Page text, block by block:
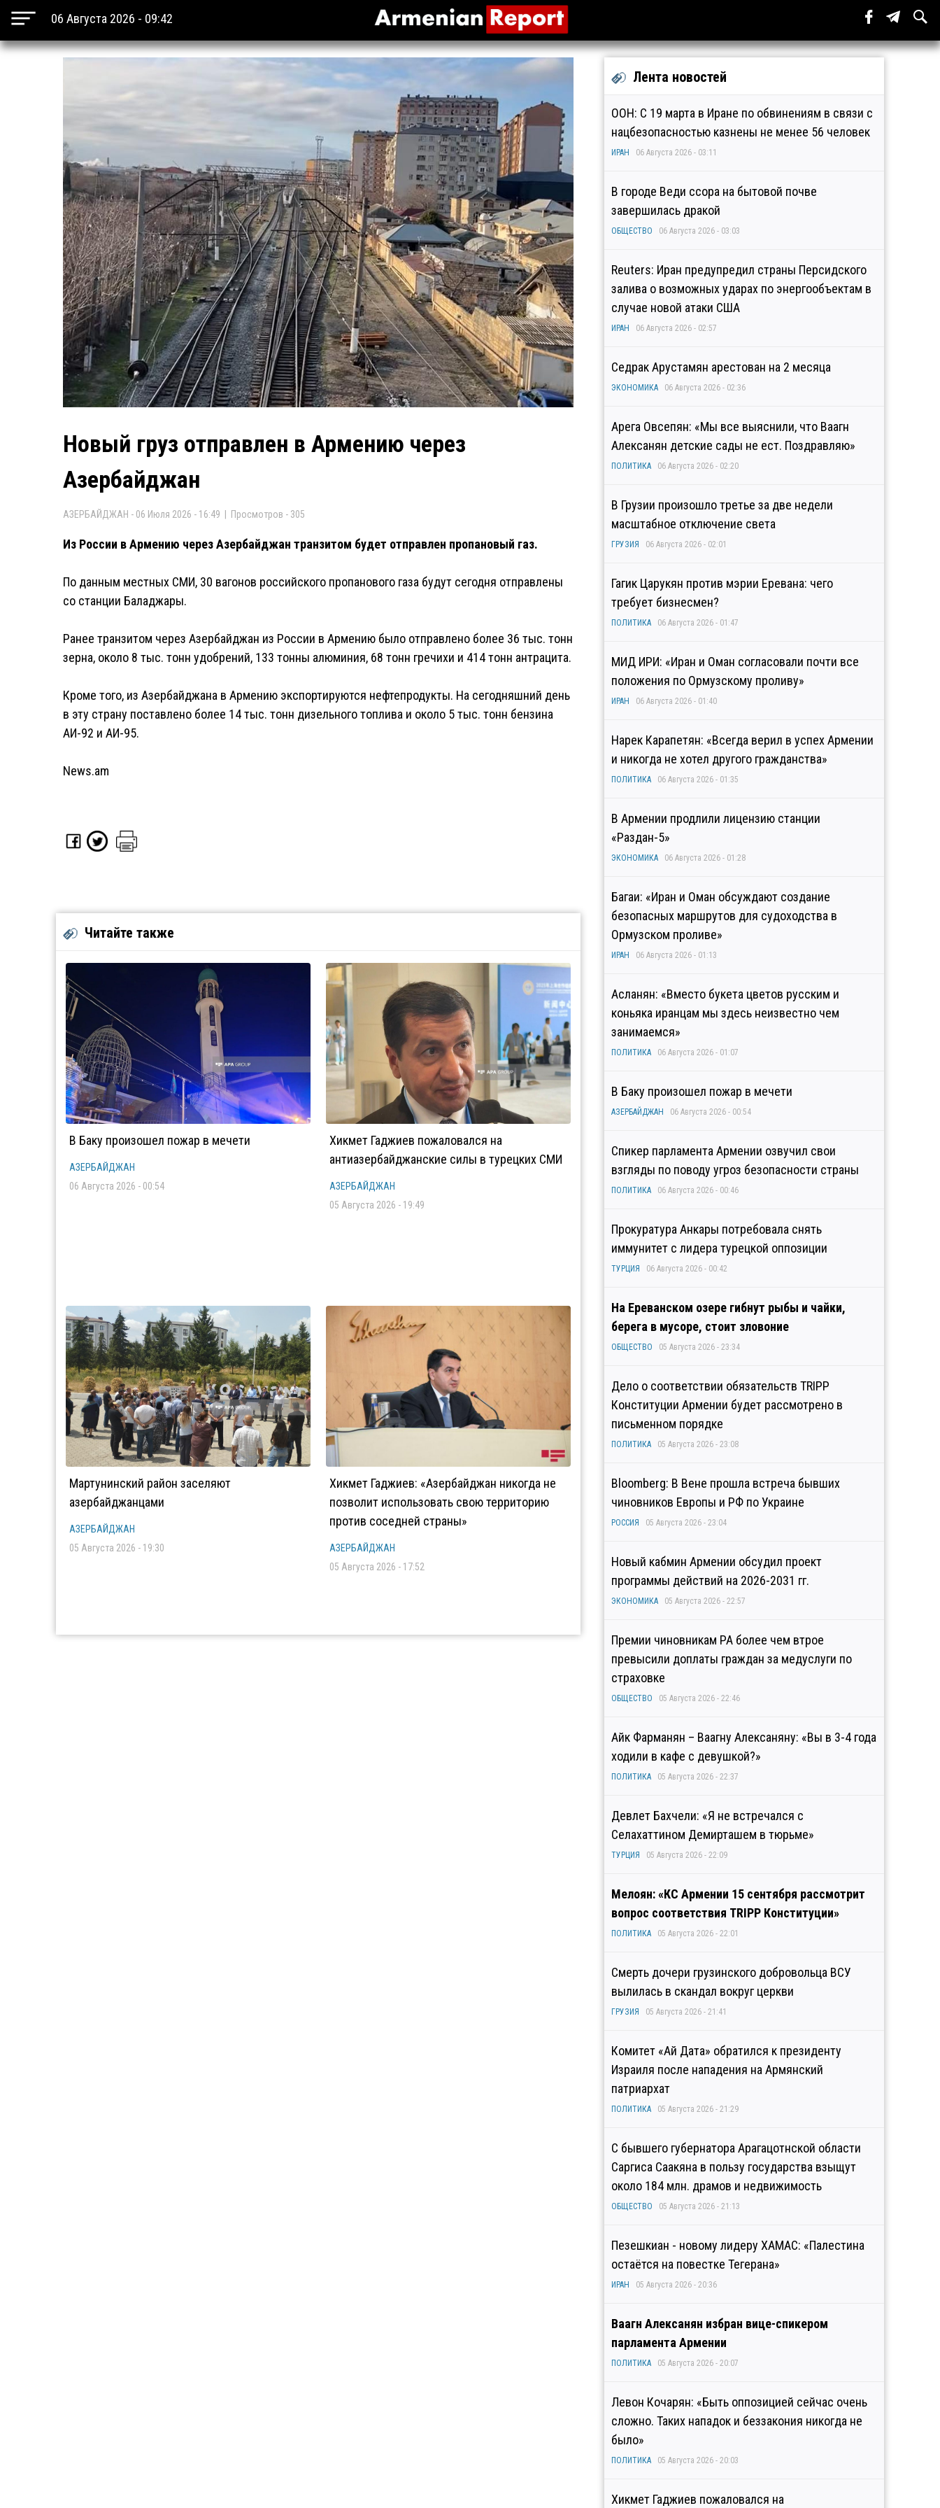
06 Августа 2026 - 09:42
Новый груз отправлен в Армению через
Азербайджан
АЗЕРБАЙДЖАН - 06 Июля 2026 - 16:49 | Просмотров - 305
Из России в Армению через Азербайджан транзитом будет отправлен пропановый газ.
По данным местных СМИ, 30 вагонов российского пропанового газа будут сегодня отправлены
со станции Баладжары.
Ранее транзитом через Азербайджан из России в Армению было отправлено более 36 тыс. тонн
зерна, около 8 тыс. тонн удобрений, 133 тонны алюминия, 68 тонн гречихи и 414 тонн антрацита.
Кроме того, из Азербайджана в Армению экспортируются нефтепродукты. На сегодняшний день
в эту страну поставлено более 14 тыс. тонн дизельного топлива и около 5 тыс. тонн бензина
АИ-92 и АИ-95.
News.am
Читайте также
В Баку произошел пожар в мечети
АЗЕРБАЙДЖАН
06 Августа 2026 - 00:54
Хикмет Гаджиев пожаловался на
антиазербайджанские силы в турецких СМИ
АЗЕРБАЙДЖАН
05 Августа 2026 - 19:49
Мартунинский район заселяют
азербайджанцами
АЗЕРБАЙДЖАН
05 Августа 2026 - 19:30
Хикмет Гаджиев: «Азербайджан никогда не
позволит использовать свою территорию
против соседней страны»
АЗЕРБАЙДЖАН
05 Августа 2026 - 17:52
Лента новостей
ООН: С 19 марта в Иране по обвинениям в связи с
нацбезопасностью казнены не менее 56 человек
ИРАН 06 Августа 2026 - 03:11
В городе Веди ссора на бытовой почве
завершилась дракой
ОБЩЕСТВО 06 Августа 2026 - 03:03
Reuters: Иран предупредил страны Персидского
залива о возможных ударах по энергообъектам в
случае новой атаки США
ИРАН 06 Августа 2026 - 02:57
Седрак Арустамян арестован на 2 месяца
ЭКОНОМИКА 06 Августа 2026 - 02:36
Арега Овсепян: «Мы все выяснили, что Ваагн
Алексанян детские сады не ест. Поздравляю»
ПОЛИТИКА 06 Августа 2026 - 02:20
В Грузии произошло третье за две недели
масштабное отключение света
ГРУЗИЯ 06 Августа 2026 - 02:01
Гагик Царукян против мэрии Еревана: чего
требует бизнесмен?
ПОЛИТИКА 06 Августа 2026 - 01:47
МИД ИРИ: «Иран и Оман согласовали почти все
положения по Ормузскому проливу»
ИРАН 06 Августа 2026 - 01:40
Нарек Карапетян: «Всегда верил в успех Армении
и никогда не хотел другого гражданства»
ПОЛИТИКА 06 Августа 2026 - 01:35
В Армении продлили лицензию станции
«Раздан-5»
ЭКОНОМИКА 06 Августа 2026 - 01:28
Багаи: «Иран и Оман обсуждают создание
безопасных маршрутов для судоходства в
Ормузском проливе»
ИРАН 06 Августа 2026 - 01:13
Асланян: «Вместо букета цветов русским и
коньяка иранцам мы здесь неизвестно чем
занимаемся»
ПОЛИТИКА 06 Августа 2026 - 01:07
В Баку произошел пожар в мечети
АЗЕРБАЙДЖАН 06 Августа 2026 - 00:54
Спикер парламента Армении озвучил свои
взгляды по поводу угроз безопасности страны
ПОЛИТИКА 06 Августа 2026 - 00:46
Прокуратура Анкары потребовала снять
иммунитет с лидера турецкой оппозиции
ТУРЦИЯ 06 Августа 2026 - 00:42
На Ереванском озере гибнут рыбы и чайки,
берега в мусоре, стоит зловоние
ОБЩЕСТВО 05 Августа 2026 - 23:34
Дело о соответствии обязательств TRIPP
Конституции Армении будет рассмотрено в
письменном порядке
ПОЛИТИКА 05 Августа 2026 - 23:08
Bloomberg: В Вене прошла встреча бывших
чиновников Европы и РФ по Украине
РОССИЯ 05 Августа 2026 - 23:04
Новый кабмин Армении обсудил проект
программы действий на 2026-2031 гг.
ЭКОНОМИКА 05 Августа 2026 - 22:57
Премии чиновникам РА более чем втрое
превысили доплаты граждан за медуслуги по
страховке
ОБЩЕСТВО 05 Августа 2026 - 22:46
Айк Фарманян – Ваагну Алексаняну: «Вы в 3-4 года
ходили в кафе с девушкой?»
ПОЛИТИКА 05 Августа 2026 - 22:37
Девлет Бахчели: «Я не встречался с
Селахаттином Демирташем в тюрьме»
ТУРЦИЯ 05 Августа 2026 - 22:09
Мелоян: «КС Армении 15 сентября рассмотрит
вопрос соответствия TRIPP Конституции»
ПОЛИТИКА 05 Августа 2026 - 22:01
Смерть дочери грузинского добровольца ВСУ
вылилась в скандал вокруг церкви
ГРУЗИЯ 05 Августа 2026 - 21:41
Комитет «Ай Дата» обратился к президенту
Израиля после нападения на Армянский
патриархат
ПОЛИТИКА 05 Августа 2026 - 21:29
С бывшего губернатора Арагацотнской области
Саргиса Саакяна в пользу государства взыщут
около 184 млн. драмов и недвижимость
ОБЩЕСТВО 05 Августа 2026 - 21:13
Пезешкиан - новому лидеру ХАМАС: «Палестина
остаётся на повестке Тегерана»
ИРАН 05 Августа 2026 - 20:36
Ваагн Алексанян избран вице-спикером
парламента Армении
ПОЛИТИКА 05 Августа 2026 - 20:07
Левон Кочарян: «Быть оппозицией сейчас очень
сложно. Таких нападок и беззакония никогда не
было»
ПОЛИТИКА 05 Августа 2026 - 20:03
Хикмет Гаджиев пожаловался на